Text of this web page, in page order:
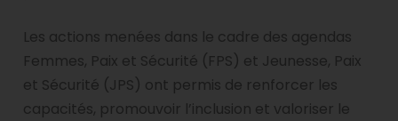
Les actions menées dans le cadre des agendas
Femmes, Paix et Sécurité (FPS) et Jeunesse, Paix
et Sécurité (JPS) ont permis de renforcer les
capacités, promouvoir l’inclusion et valoriser le